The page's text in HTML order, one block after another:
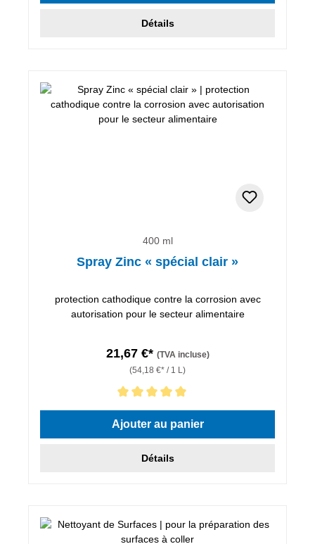
Détails
400 ml
Spray Zinc « spécial clair »
protection cathodique contre la corrosion avec
autorisation pour le secteur alimentaire
21,67 €* (TVA incluse)
(54,18 €* / 1 L)
Note moyenne de 5 sur 5 étoiles
Ajouter au panier
Détails